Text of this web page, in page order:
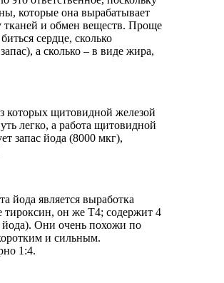
которые она вырабатывает
тканей и обмен веществ. Проще
сердце, сколько
а сколько – в виде жира,
которых щитовидной железой
легко, а работа щитовидной
запас йода (8000 мкг),
йода является выработка
тироксин, он же Т4; содержит 4
йода). Они очень похожи по
и сильным.
1:4.